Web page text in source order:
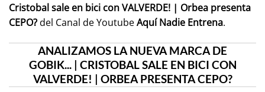
Cristobal sale en bici con VALVERDE! | Orbea presenta
CEPO?del Canal de YoutubeAquí Nadie Entrena.
ANALIZAMOS LA NUEVA MARCA DE
GOBIK... | CRISTOBAL SALE EN BICI CON
VALVERDE! | ORBEA PRESENTA CEPO?